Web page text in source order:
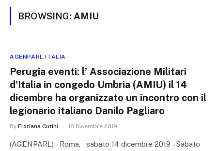
BROWSING: AMIU
AGENPARL ITALIA
Perugia eventi: l’ Associazione Militari
d’Italia in congedo Umbria (AMIU) il 14
dicembre ha organizzato un incontro con il
legionario italiano Danilo Pagliaro
By Floriana Cutini 18 Dicembre 2019
(AGENPARL) – Roma, sabato 14 dicembre 2019 – Sabato